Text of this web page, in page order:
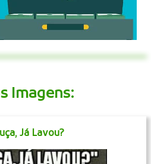
Imagens:
Já Lavou?